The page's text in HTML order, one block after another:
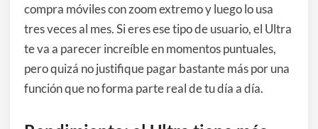
compra móviles con zoom extremo y luego lo usa
tres veces al mes. Si eres ese tipo de usuario, el Ultra
te va a parecer increíble en momentos puntuales,
pero quizá no justifique pagar bastante más por una
función que no forma parte real de tu día a día.